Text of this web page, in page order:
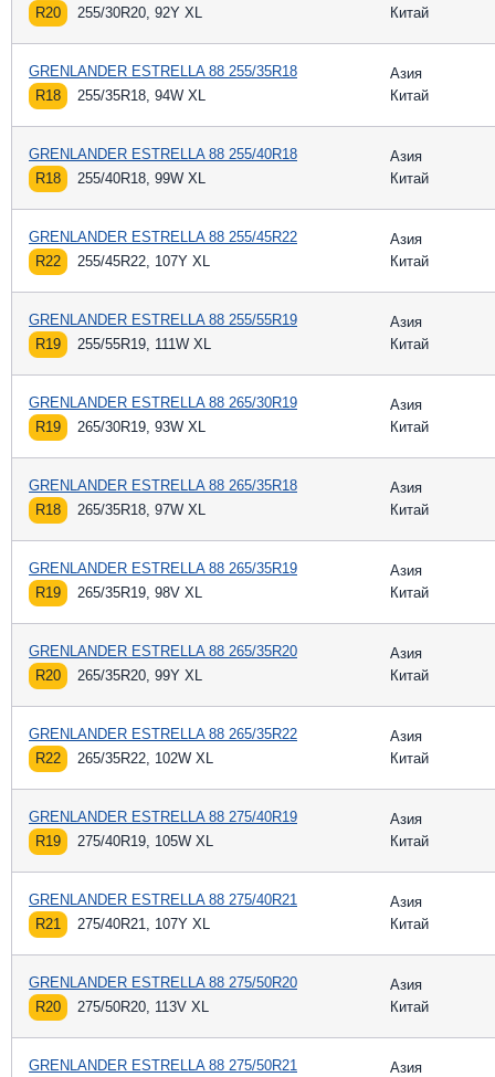
R20
255/30R20, 92Y XL
Китай
GRENLANDER ESTRELLA 88 255/35R18
R18
255/35R18, 94W XL
Азия
Китай
GRENLANDER ESTRELLA 88 255/40R18
R18
255/40R18, 99W XL
Азия
Китай
GRENLANDER ESTRELLA 88 255/45R22
R22
255/45R22, 107Y XL
Азия
Китай
GRENLANDER ESTRELLA 88 255/55R19
R19
255/55R19, 111W XL
Азия
Китай
GRENLANDER ESTRELLA 88 265/30R19
R19
265/30R19, 93W XL
Азия
Китай
GRENLANDER ESTRELLA 88 265/35R18
R18
265/35R18, 97W XL
Азия
Китай
GRENLANDER ESTRELLA 88 265/35R19
R19
265/35R19, 98V XL
Азия
Китай
GRENLANDER ESTRELLA 88 265/35R20
R20
265/35R20, 99Y XL
Азия
Китай
GRENLANDER ESTRELLA 88 265/35R22
R22
265/35R22, 102W XL
Азия
Китай
GRENLANDER ESTRELLA 88 275/40R19
R19
275/40R19, 105W XL
Азия
Китай
GRENLANDER ESTRELLA 88 275/40R21
R21
275/40R21, 107Y XL
Азия
Китай
GRENLANDER ESTRELLA 88 275/50R20
R20
275/50R20, 113V XL
Азия
Китай
GRENLANDER ESTRELLA 88 275/50R21
Азия